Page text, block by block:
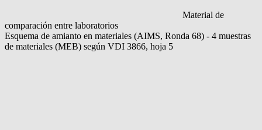
Material de
comparación entre laboratorios
Esquema de amianto en materiales (AIMS, Ronda 68) - 4 muestras
de materiales (MEB) según VDI 3866, hoja 5